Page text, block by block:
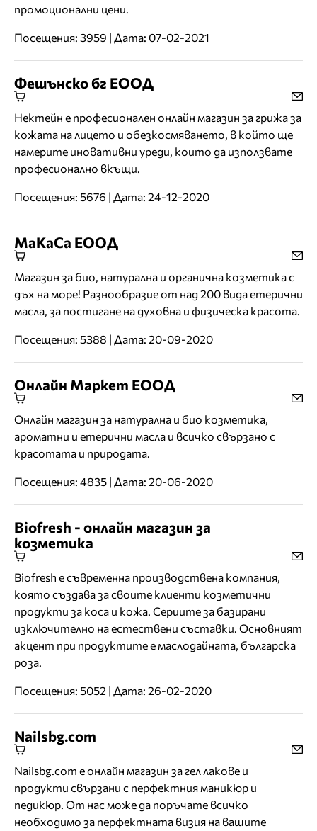
промоционални цени.
Посещения: 3959 | Дата: 07-02-2021
Фешънско бг ЕООД
Нектейн е професионален онлайн магазин за грижа за
кожата на лицето и обезкосмяването, в който ще
намерите иновативни уреди, които да използвате
професионално вкъщи.
Посещения: 5676 | Дата: 24-12-2020
МаКаСа ЕООД
Магазин за био, натуралнa и органичнa козметика с
дъх на море! Разнообразие от над 200 вида етерични
масла, за постигане на духовна и физическа красота.
Посещения: 5388 | Дата: 20-09-2020
Онлайн Маркет ЕООД
Онлайн магазин за натурална и био козметика,
ароматни и етерични масла и всичко свързано с
красотата и природата.
Посещения: 4835 | Дата: 20-06-2020
Biofresh - онлайн магазин за
козметика
Biofresh e съвременна производствена компания,
която създава за своите клиенти козметични
продукти за коса и кожа. Сериите за базирани
изключително на естествени съставки. Основният
акцент при продуктите е маслодайната, българска
роза.
Посещения: 5052 | Дата: 26-02-2020
Nailsbg.com
Nailsbg.com е онлайн магазин за гел лакове и
продукти свързани с перфектния маникюр и
педикюр. От нас може да поръчате всичко
необходимо за перфектната визия на вашите